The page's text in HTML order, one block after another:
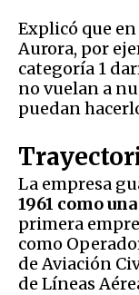
Explicó que
Aurora, por
categoría 1
no vuelan a
puedan
La empresa
1961 como
primera
como
de Aviación
de Líneas